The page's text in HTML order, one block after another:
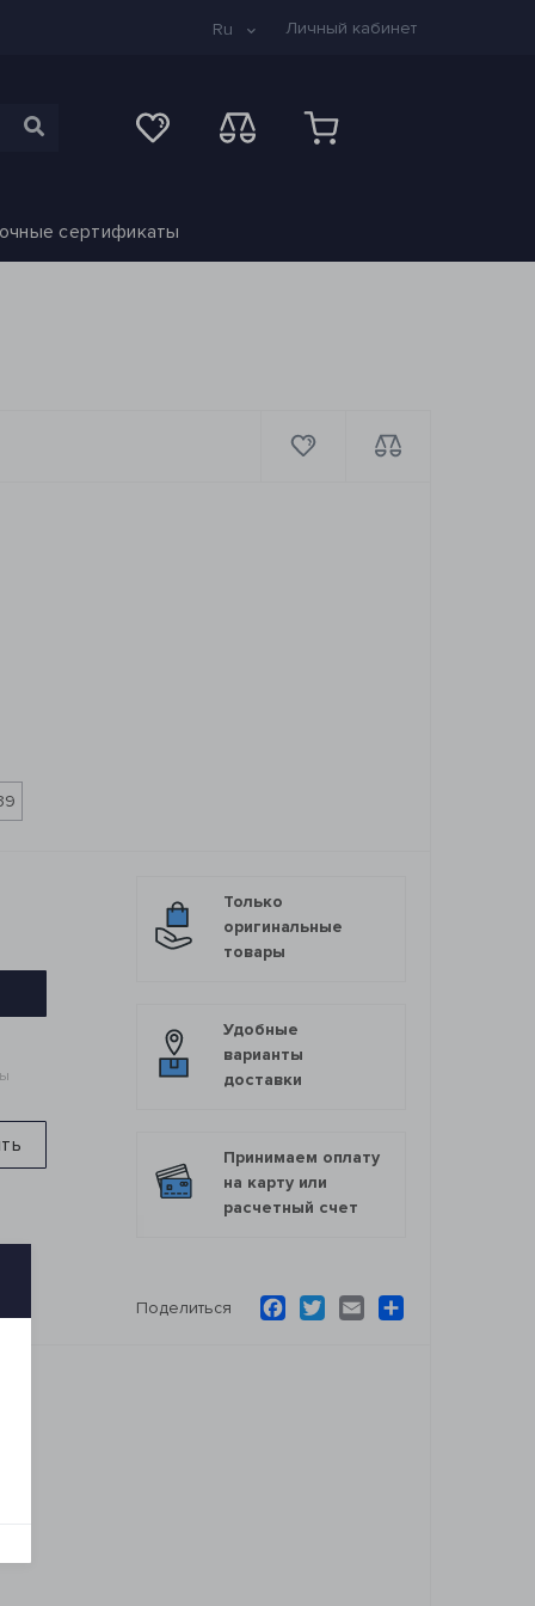
Ru Личный кабинет
сертификаты
Только
оригинальные
товары
Удобные
варианты
доставки
Принимаем оплату
на карту или
расчетный счет
Поделиться FacebookTwitterEmail